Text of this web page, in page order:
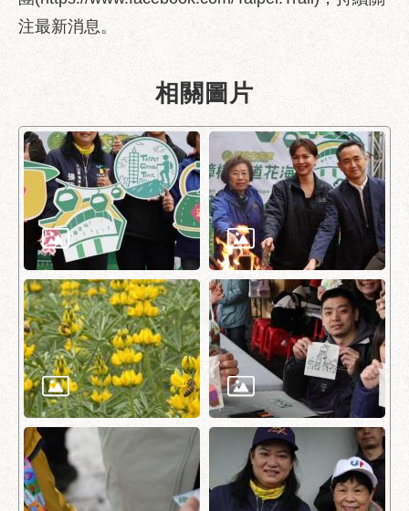
服
務
挖
掘
資
訊
聯
發
包
中
心
獎
勵
補
助
專
區
網
注最新消息。
相關圖片